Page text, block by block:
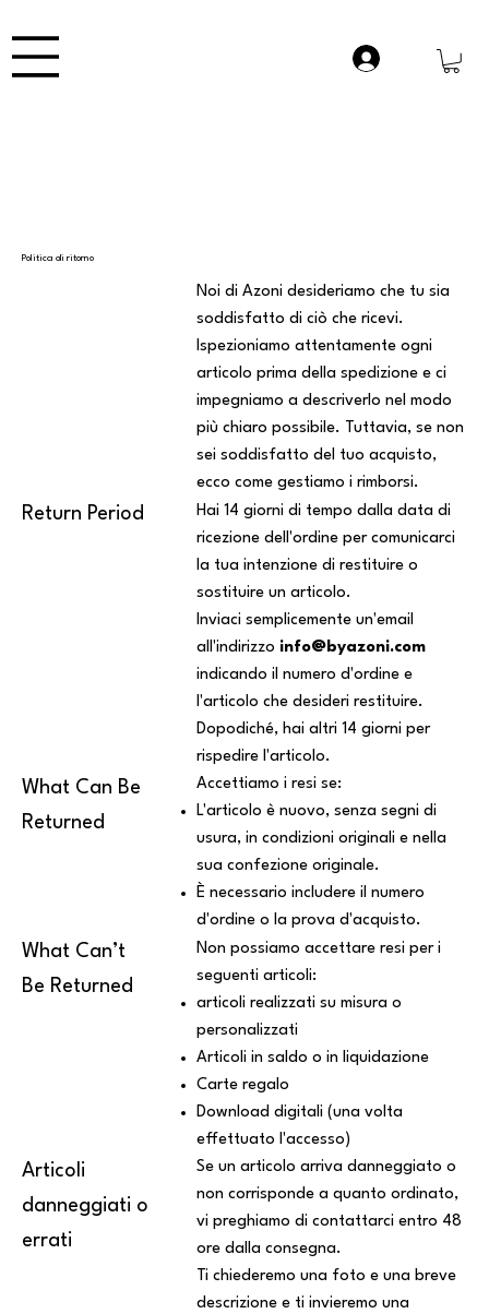
Politica di ritorno
Noi di Azoni desideriamo che tu sia
soddisfatto di ciò che ricevi.
Ispezioniamo attentamente ogni
articolo prima della spedizione e ci
impegniamo a descriverlo nel modo
più chiaro possibile. Tuttavia, se non
sei soddisfatto del tuo acquisto,
ecco come gestiamo i rimborsi.
Return Period
Hai 14 giorni di tempo dalla data di
ricezione dell'ordine per comunicarci
la tua intenzione di restituire o
sostituire un articolo.
Inviaci semplicemente un'email
all'indirizzo info@byazoni.com
indicando il numero d'ordine e
l'articolo che desideri restituire.
Dopodiché, hai altri 14 giorni per
rispedire l'articolo.
What Can Be
Returned
Accettiamo i resi se:
L'articolo è nuovo, senza segni di
usura, in condizioni originali e nella
sua confezione originale.
È necessario includere il numero
d'ordine o la prova d'acquisto.
What Can’t
Be Returned
Non possiamo accettare resi per i
seguenti articoli:
articoli realizzati su misura o
personalizzati
Articoli in saldo o in liquidazione
Carte regalo
Download digitali (una volta
effettuato l'accesso)
Articoli
danneggiati o
errati
Se un articolo arriva danneggiato o
non corrisponde a quanto ordinato,
vi preghiamo di contattarci entro 48
ore dalla consegna.
Ti chiederemo una foto e una breve
descrizione e ti invieremo una